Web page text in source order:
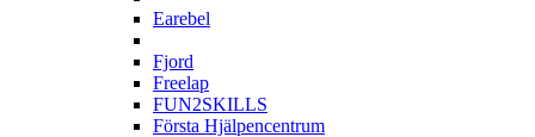
Earebel
Fjord
Freelap
FUN2SKILLS
Första Hjälpencentrum